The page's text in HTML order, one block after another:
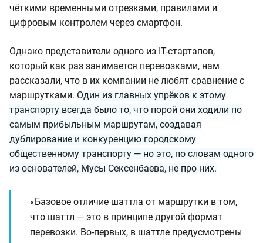
чёткими временными отрезками, правилами и
цифровым контролем через смартфон.
Однако представители одного из IT-стартапов,
который как раз занимается перевозками, нам
рассказали, что в их компании не любят сравнение с
маршрутками. Один из главных упрёков к этому
транспорту всегда было то, что порой они ходили по
самым прибыльным маршрутам, создавая
дублирование и конкуренцию городскому
общественному транспорту — но это, по словам одного
из основателей, Мусы Сексенбаева, не про них.
«Базовое отличие шаттла от маршрутки в том,
что шаттл — это в принципе другой формат
перевозки. Во-первых, в шаттле предусмотрены